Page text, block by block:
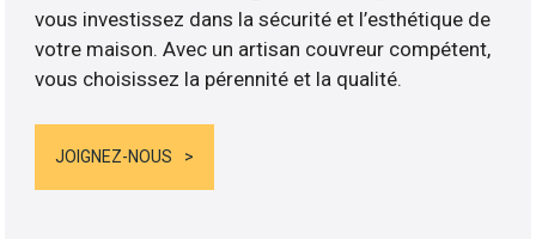
vous investissez dans la sécurité et l’esthétique de
votre maison. Avec un artisan couvreur compétent,
vous choisissez la pérennité et la qualité.
JOIGNEZ-NOUS